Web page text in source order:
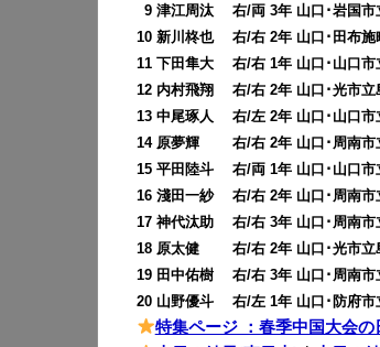
9 津江周汰 右/両 3年 山口･岩国市
10 新川柊也 右/右 2年 山口･田布施
11 下田隼大 右/右 1年 山口･山口市
12 内村飛翔 右/右 2年 山口･光市立
13 中尾琢人 右/左 2年 山口･山口市
14 原夢輝 右/右 2年 山口･周南市
15 平田陸斗 右/両 1年 山口･山口市
16 淺田一紗 右/右 2年 山口･周南市
17 神代汰助 右/右 3年 山口･周南市
18 原太健 右/右 2年 山口･光市立
19 田中佑樹 右/右 3年 山口･周南市
20 山野優斗 右/左 1年 山口･防府市
特集ページ ：春季中国大会の